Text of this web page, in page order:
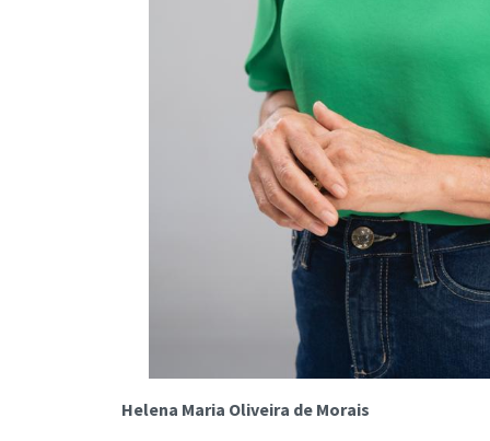
Helena Maria Oliveira de Morais